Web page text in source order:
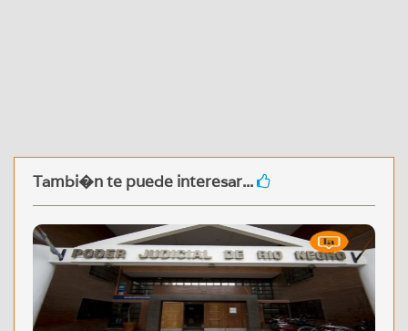
Tambi�n te puede interesar...